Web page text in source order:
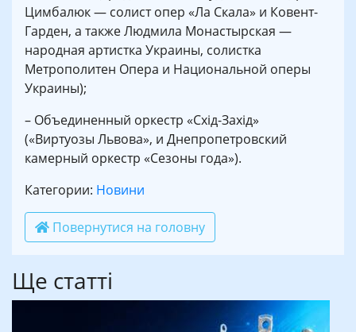
Цимбалюк — солист опер «Ла Скала» и Ковент-
Гарден, а также Людмила Монастырская —
народная артистка Украины, солистка
Метрополитен Опера и Национальной оперы
Украины);
– Объединенный оркестр «Схід-Захід»
(«Виртуозы Львова», и Днепропетровский
камерный оркестр «Сезоны года»).
Категории: Новини
Повернутися на головну
Ще статті